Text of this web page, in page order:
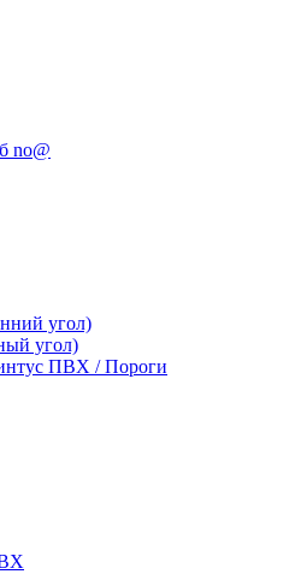
no@
угол)
угол)
ПВХ / Пороги